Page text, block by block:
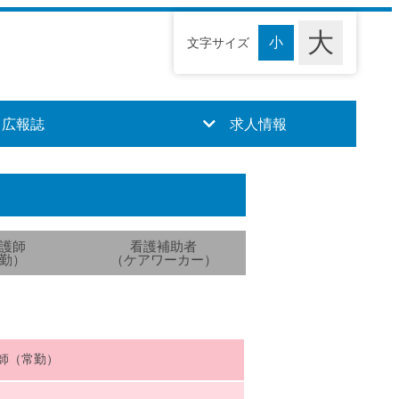
文字サイズ
広報誌 求人情報
（常勤）
師
）
看護補助者
（ケアワーカー）